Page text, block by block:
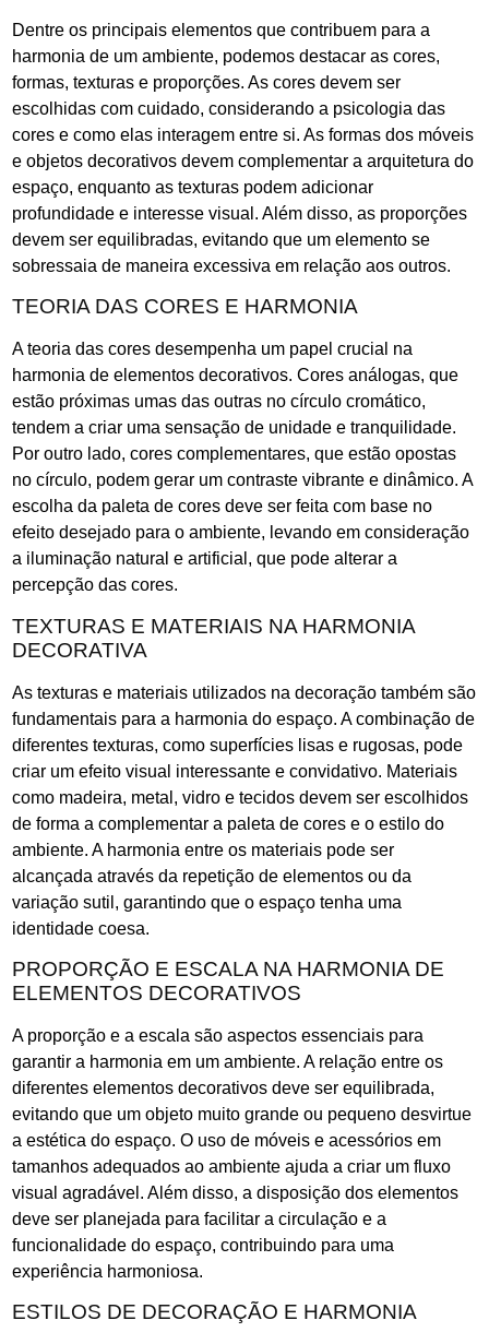
Dentre os principais elementos que contribuem para a
harmonia de um ambiente, podemos destacar as cores,
formas, texturas e proporções. As cores devem ser
escolhidas com cuidado, considerando a psicologia das
cores e como elas interagem entre si. As formas dos móveis
e objetos decorativos devem complementar a arquitetura do
espaço, enquanto as texturas podem adicionar
profundidade e interesse visual. Além disso, as proporções
devem ser equilibradas, evitando que um elemento se
sobressaia de maneira excessiva em relação aos outros.
TEORIA DAS CORES E HARMONIA
A teoria das cores desempenha um papel crucial na
harmonia de elementos decorativos. Cores análogas, que
estão próximas umas das outras no círculo cromático,
tendem a criar uma sensação de unidade e tranquilidade.
Por outro lado, cores complementares, que estão opostas
no círculo, podem gerar um contraste vibrante e dinâmico. A
escolha da paleta de cores deve ser feita com base no
efeito desejado para o ambiente, levando em consideração
a iluminação natural e artificial, que pode alterar a
percepção das cores.
TEXTURAS E MATERIAIS NA HARMONIA
DECORATIVA
As texturas e materiais utilizados na decoração também são
fundamentais para a harmonia do espaço. A combinação de
diferentes texturas, como superfícies lisas e rugosas, pode
criar um efeito visual interessante e convidativo. Materiais
como madeira, metal, vidro e tecidos devem ser escolhidos
de forma a complementar a paleta de cores e o estilo do
ambiente. A harmonia entre os materiais pode ser
alcançada através da repetição de elementos ou da
variação sutil, garantindo que o espaço tenha uma
identidade coesa.
PROPORÇÃO E ESCALA NA HARMONIA DE
ELEMENTOS DECORATIVOS
A proporção e a escala são aspectos essenciais para
garantir a harmonia em um ambiente. A relação entre os
diferentes elementos decorativos deve ser equilibrada,
evitando que um objeto muito grande ou pequeno desvirtue
a estética do espaço. O uso de móveis e acessórios em
tamanhos adequados ao ambiente ajuda a criar um fluxo
visual agradável. Além disso, a disposição dos elementos
deve ser planejada para facilitar a circulação e a
funcionalidade do espaço, contribuindo para uma
experiência harmoniosa.
ESTILOS DE DECORAÇÃO E HARMONIA